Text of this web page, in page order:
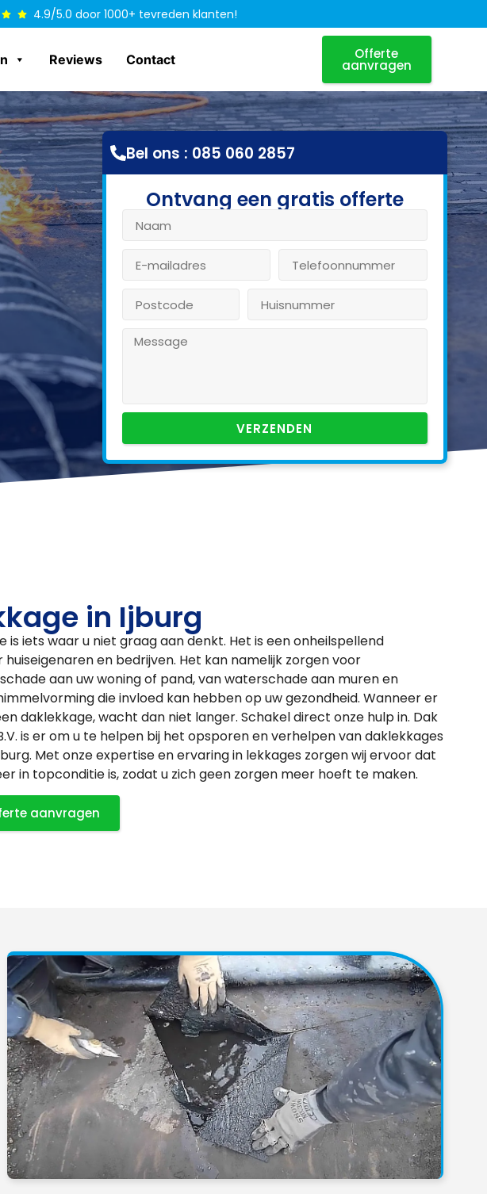
4.9/5.0 door 1000+ tevreden klanten!
Reviews Contact Offerte
aanvragen
Bel ons : 085 060 2857
Ontvang een gratis offerte
VERZENDEN
in Ijburg
is iets waar u niet graag aan denkt. Het is een onheilspellend
en bedrijven. Het kan namelijk zorgen voor
aan uw woning of pand, van waterschade aan muren en
die invloed kan hebben op uw gezondheid. Wanneer er
daklekkage, wacht dan niet langer. Schakel direct onze hulp in. Dak
is er om u te helpen bij het opsporen en verhelpen van daklekkages
Met onze expertise en ervaring in lekkages zorgen wij ervoor dat
in topconditie is, zodat u zich geen zorgen meer hoeft te maken.
aanvragen